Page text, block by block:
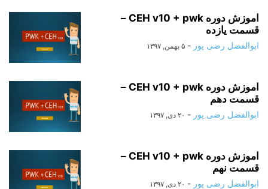
اموزش دوره CEH v10 + pwk –
قسمت یازده
ابوالفضل رضی پور - ۵ بهمن, ۱۳۹۷
اموزش دوره CEH v10 + pwk –
قسمت دهم
ابوالفضل رضی پور - ۲۰ دی, ۱۳۹۷
اموزش دوره CEH v10 + pwk –
قسمت نهم
ابوالفضل رضی پور - ۲۰ دی, ۱۳۹۷